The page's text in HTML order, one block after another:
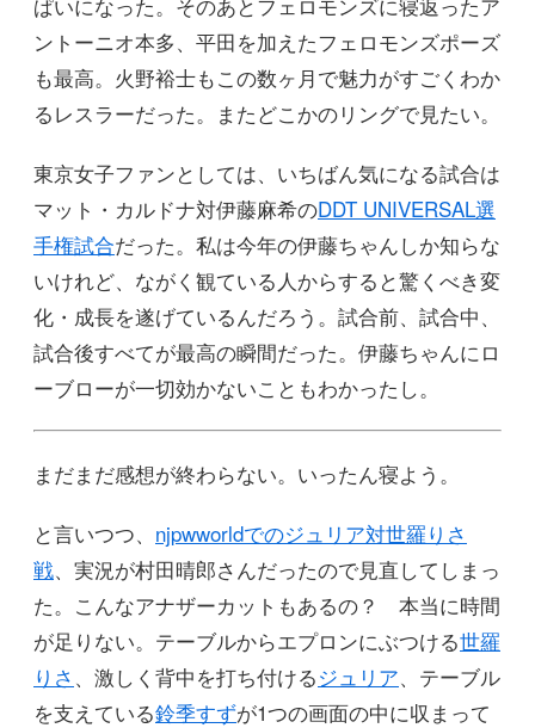
ントーニオ本多、平田を加えたフェロモンズポーズ
も最高。火野裕士もこの数ヶ月で魅力がすごくわか
るレスラーだった。またどこかのリングで見たい。
東京女子ファンとしては、いちばん気になる試合は
マット・カルドナ対伊藤麻希のDDT UNIVERSAL選
手権試合だった。私は今年の伊藤ちゃんしか知らな
いけれど、ながく観ている人からすると驚くべき変
化・成長を遂げているんだろう。試合前、試合中、
試合後すべてが最高の瞬間だった。伊藤ちゃんにロ
ーブローが一切効かないこともわかったし。
まだまだ感想が終わらない。いったん寝よう。
と言いつつ、 njpwworldでのジュリア対世羅りさ
戦、実況が村田晴郎さんだったので見直してしまっ
た。こんなアナザーカットもあるの？ 本当に時間
が足りない。テーブルからエプロンにぶつける世羅
りさ 、激しく背中を打ち付けるジュリア、テーブル
を支えている鈴季すずが1つの画面の中に収まって